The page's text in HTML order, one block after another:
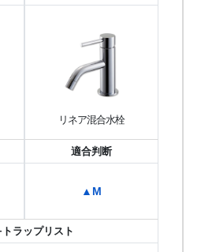
リネア混合水栓
適合判断
▲M
トラップリスト